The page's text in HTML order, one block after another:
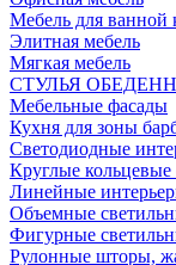
Мебель для ванной
Элитная мебель
Мягкая мебель
СТУЛЬЯ
Мебельные фасады
Кухня для зоны
Светодиодные
Круглые кольцевые
Линейные
Объемные
Фигурные
Рулонные шторы,